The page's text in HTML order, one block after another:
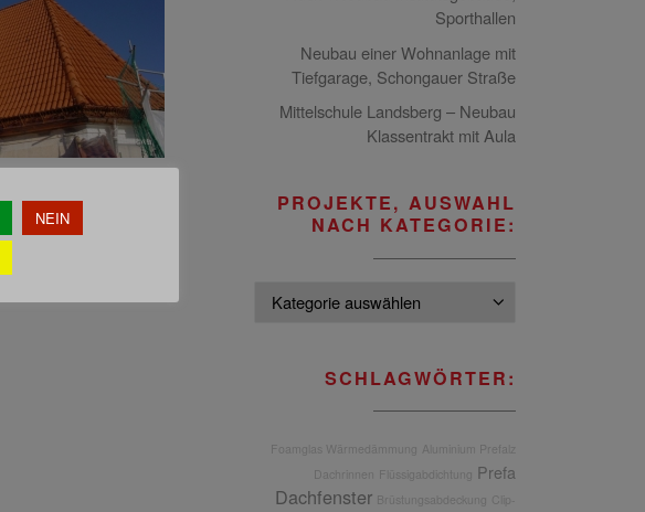
Sporthallen
Neubau einer Wohnanlage mit
Tiefgarage, Schongauer Straße
Mittelschule Landsberg – Neubau
Klassentrakt mit Aula
PROJEKTE, AUSWAHL
NACH KATEGORIE:
SCHLAGWÖRTER:
Foamglas Wärmedämmung Aluminium Prefalz
Dachrinnen Flüssigabdichtung Prefa
Dachfenster Brüstungsabdeckung
NEIN